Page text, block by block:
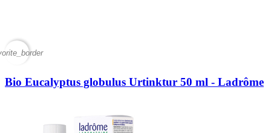
Bio Eucalyptus globulus Urtinktur 50 ml - Ladrôme